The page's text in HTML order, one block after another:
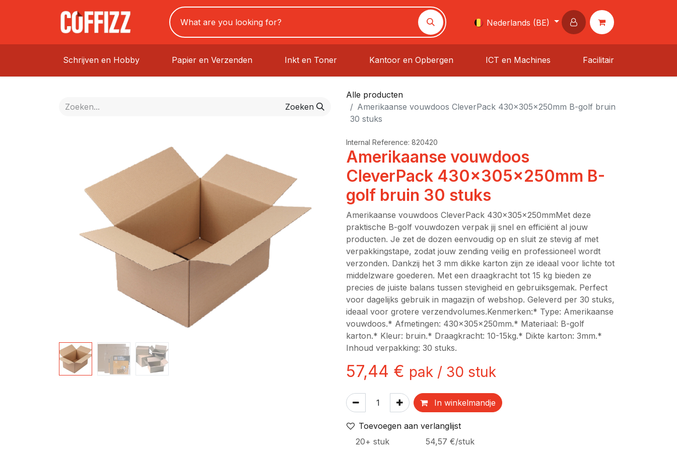
Nederlands (BE)
Schrijven en Hobby Papier en Verzenden Inkt en Toner Kantoor en Opbergen ICT en Machines Facilitair
Zoeken
Alle producten
Amerikaanse vouwdoos CleverPack 430x305x250mm B-golf bruin
30 stuks
Internal Reference: 820420
Amerikaanse vouwdoos
CleverPack 430x305x250mm B-
golf bruin 30 stuks
Amerikaanse vouwdoos CleverPack 430x305x250mmMet deze
praktische B-golf vouwdozen verpak jij snel en efficiënt al jouw
producten. Je zet de dozen eenvoudig op en sluit ze stevig af met
verpakkingstape, zodat jouw zending veilig en professioneel wordt
verzonden. Dankzij het 3 mm dikke karton zijn ze ideaal voor lichte tot
middelzware goederen. Met een draagkracht tot 15 kg bieden ze
precies de juiste balans tussen stevigheid en gebruiksgemak. Perfect
voor dagelijks gebruik in magazijn of webshop. Geleverd per 30 stuks,
ideaal voor grotere verzendvolumes.Kenmerken:* Type: Amerikaanse
vouwdoos.* Afmetingen: 430x305x250mm.* Materiaal: B-golf
karton.* Kleur: bruin.* Draagkracht: 10-15kg.* Dikte karton: 3mm.*
Inhoud verpakking: 30 stuks.
57,44 € pak / 30 stuk
In winkelmandje
Toevoegen aan verlanglijst
20+ stuk 54,57 €/stuk